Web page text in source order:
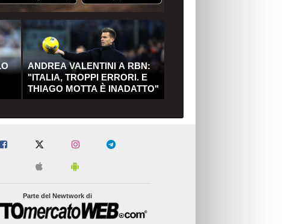
ANDREA VALENTINI A RBN:
"ITALIA, TROPPI ERRORI. E
THIAGO MOTTA È INADATTO"
Parte del Newtwork di